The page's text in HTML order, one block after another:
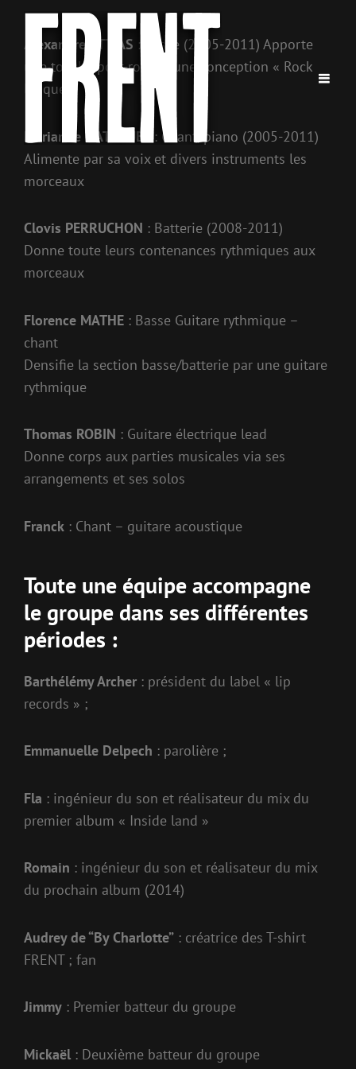
Alexandre ATTIAS : basse (2005-2011) Apporte
une touche post-rock et une conception « Rock
lyrique »
Marianne HATCHUEL
: Chant, piano (2005-2011)
Alimente par sa voix et divers instruments les
morceaux
Clovis PERRUCHON : Batterie (2008-2011)
Donne toute leurs contenances rythmiques aux
morceaux
Florence MATHE : Basse Guitare rythmique –
chant
Densifie la section basse/batterie par une guitare
rythmique
Thomas ROBIN : Guitare électrique lead
Donne corps aux parties musicales via ses
arrangements et ses solos
Franck : Chant – guitare acoustique
Toute une équipe accompagne
le groupe dans ses différentes
périodes :
Barthélémy Archer : président du label « lip
records » ;
Emmanuelle Delpech : parolière ;
Fla : ingénieur du son et réalisateur du mix du
premier album « Inside land »
Romain : ingénieur du son et réalisateur du mix
du prochain album (2014)
Audrey de “By Charlotte” : créatrice des T-shirt
FRENT ; fan
Jimmy : Premier batteur du groupe
Mickaël : Deuxième batteur du groupe